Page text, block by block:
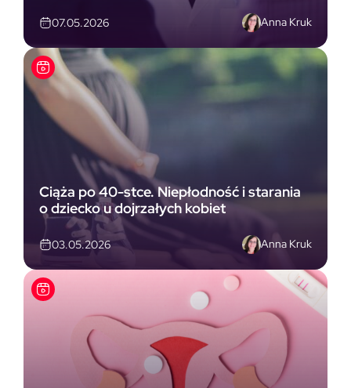
07.05.2026 Anna Kruk
Ciąża po 40-stce. Niepłodność i starania
o dziecko u dojrzałych kobiet
03.05.2026 Anna Kruk